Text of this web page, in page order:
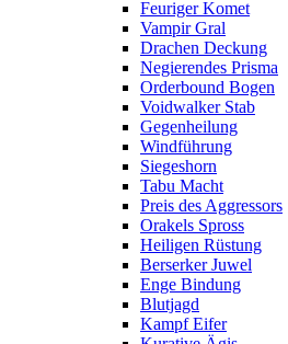
Feuriger Komet
Vampir Gral
Drachen Deckung
Negierendes Prisma
Orderbound Bogen
Voidwalker Stab
Gegenheilung
Windführung
Siegeshorn
Tabu Macht
Preis des Aggressors
Orakels Spross
Heiligen Rüstung
Berserker Juwel
Enge Bindung
Blutjagd
Kampf Eifer